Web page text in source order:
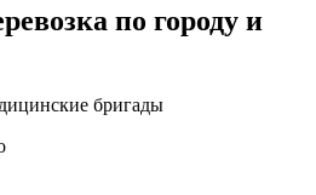
по городу и
бригады